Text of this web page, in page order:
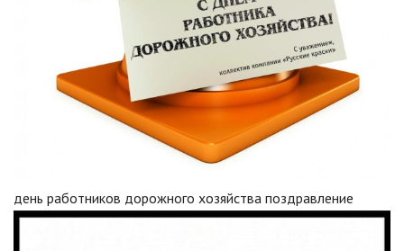
день работников дорожного хозяйства поздравление